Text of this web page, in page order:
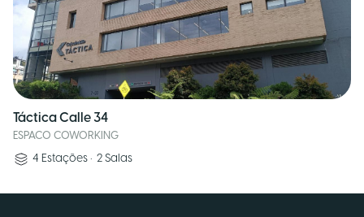
Táctica Calle 34
ESPACO COWORKING
4 Estações • 2 Salas